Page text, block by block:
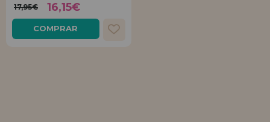
17,95€
16,15€
COMPRAR